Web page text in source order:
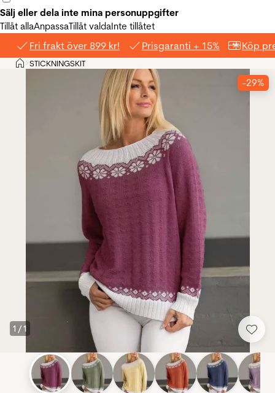
Sälj eller dela inte mina personuppgifter
Tillåt allaAnpassaTillåt valdaInte tillåtet
Fri frakt över 899 kr! Prisgaranti + 15% Köp
Hem
>STICKNINGSKIT
1 /1
-29%